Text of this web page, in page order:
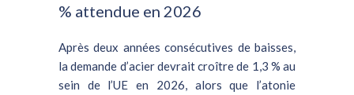
% attendue en 2026
Après deux années consécutives de baisses,
la demande d’acier devrait croître de 1,3 % au
sein de l’UE en 2026, alors que l’atonie